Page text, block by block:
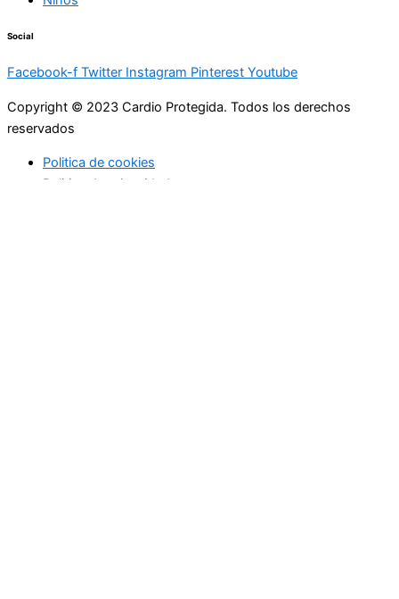
Social
Facebook-f Twitter Instagram Pinterest Youtube
Copyright © 2023 Cardio Protegida. Todos los derechos
reservados
Politica de cookies
Politica de privacidad